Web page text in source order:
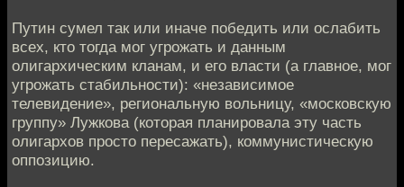
Путин сумел так или иначе победить или ослабить
всех, кто тогда мог угрожать и данным
олигархическим кланам, и его власти (а главное, мог
угрожать стабильности): «независимое
телевидение», региональную вольницу, «московскую
группу» Лужкова (которая планировала эту часть
олигархов просто пересажать), коммунистическую
оппозицию.